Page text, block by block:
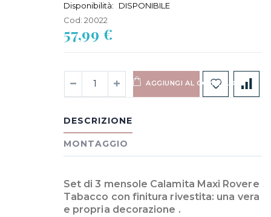
Disponibilità:
DISPONIBILE
Cod: 20022
57,99 €
AGGIUNGI AL CARRELLO
DESCRIZIONE
MONTAGGIO
Set di 3 mensole Calamita Maxi Rovere
Tabacco con finitura rivestita: una vera
e propria decorazione .